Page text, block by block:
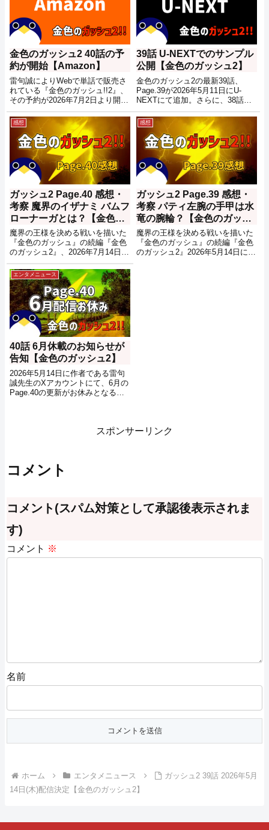
金色のガッシュ2 40話の予
約が開始【Amazon】
雷句誠によりWebで単話で販売さ
れている『金色のガッシュ!!2』、
その予約が2026年7月2日より開始
されました。
39話 U-NEXTでのサンプル
公開【金色のガッシュ2】
金色のガッシュ2の最新39話、
Page.39が2026年5月11日にU-
NEXTにて追加。さらに、38話の
冒頭部分がサンプルとして公開済
みとなっています。こちらのサン
プルはU-NEXTへの会員登録不要
で読むことが可能です。
感想
ガッシュ2 Page.40 感想・
考察 魔界のイザナミ バムフ
ローナーガとは？【金色の
ガッシュ2】
魔界の王様を決める戦いを描いた
『金色のガッシュ』の続編『金色
のガッシュ2』、2026年7月14日に
発売された最新話Page.40の感想
文となります。40話のネタバレが
含まれますので、未読の方は注意
してください。
感想
ガッシュ2 Page.39 感想・
考察 パティ左腕の手甲は水
竜の腕輪？【金色のガッシ
ュ2】
魔界の王様を決める戦いを描いた
『金色のガッシュ』の続編『金色
のガッシュ2』2026年5月14日に発
エンタメニュース
40話 6月休載のお知らせが
告知【金色のガッシュ2】
2026年5月14日に作者である雷句
誠先生のXアカウントにて、6月の
Page.40の更新がお休みとなる可
スポンサーリンク
コメント
コメント(スパム対策として承認後表示されま
す)
コメント ※
名前
ホーム エンタメニュース
ガッシュ2 39話 2026年5月
14日(木)配信決定【金色のガッシュ2】